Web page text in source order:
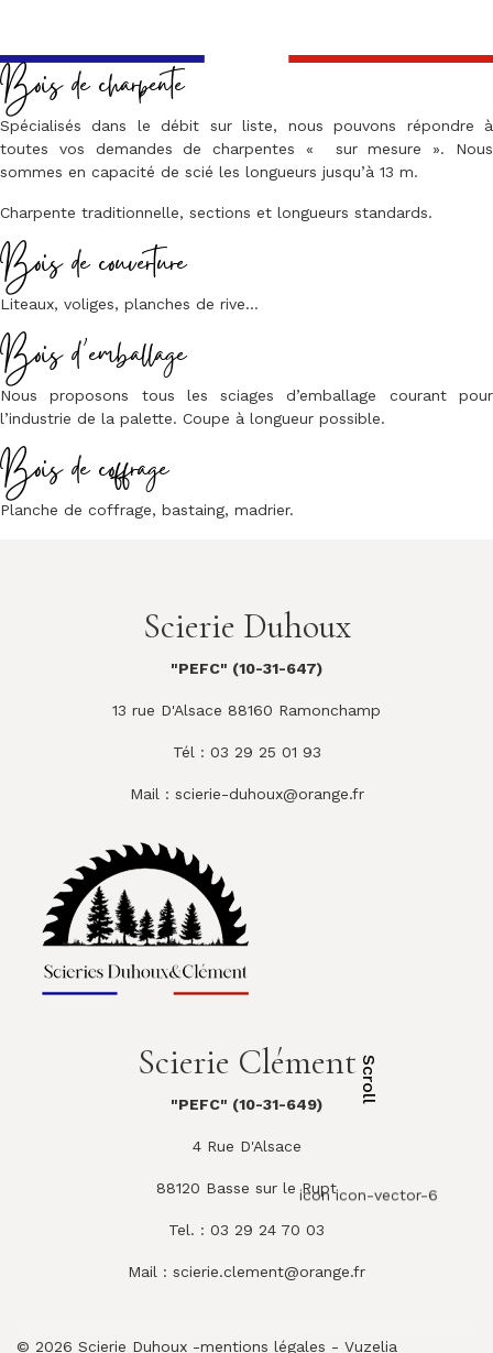
Scroll
icon icon-vector-6
Bois de charpente
Spécialisés dans le débit sur liste, nous pouvons répondre à
toutes vos demandes de charpentes « sur mesure ». Nous
sommes en capacité de scié les longueurs jusqu’à 13 m.
Charpente traditionnelle, sections et longueurs standards.
Bois de couverture
Liteaux, voliges, planches de rive…
Bois d’emballage
Nous proposons tous les sciages d’emballage courant pour
l’industrie de la palette. Coupe à longueur possible.
Bois de coffrage
Planche de coffrage, bastaing, madrier.
Scierie Duhoux
"PEFC" (10-31-647)
13 rue D'Alsace 88160 Ramonchamp
Tél : 03 29 25 01 93
Mail : scierie-duhoux@orange.fr
Scierie Clément
"PEFC" (10-31-649)
4 Rue D'Alsace
88120 Basse sur le Rupt
Tel. : 03 29 24 70 03
Mail : scierie.clement@orange.fr
© 2026 Scierie Duhoux -mentions légales - Vuzelia